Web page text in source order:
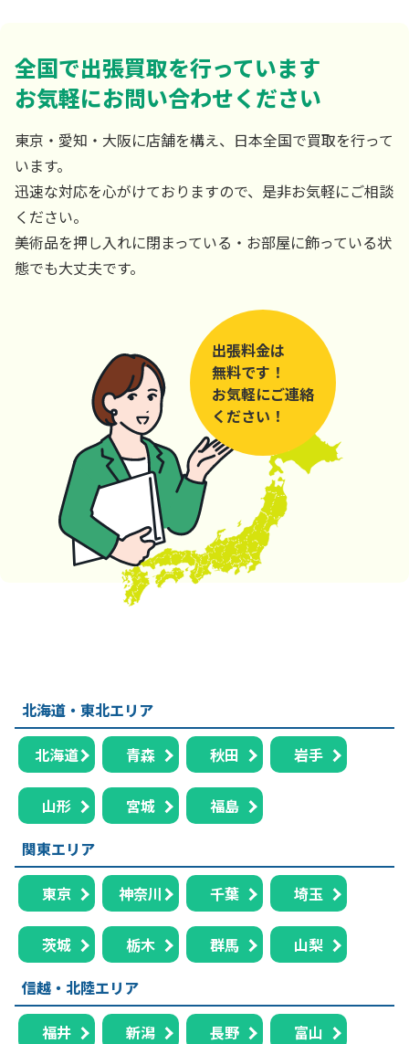
全国で出張買取を行っています
お気軽にお問い合わせください
東京・愛知・大阪に店舗を構え、日本全国で買取を行って
います。
迅速な対応を心がけておりますので、是非お気軽にご相談
ください。
美術品を押し入れに閉まっている・お部屋に飾っている状
態でも大丈夫です。
出張料金は
無料です！
お気軽にご連絡
ください！
北海道・東北エリア
北海道 青森 秋田 岩手
山形 宮城
福島
関東エリア
東京 神奈川 千葉 埼玉
茨城 栃木 群馬
山梨
信越・北陸エリア
福井 新潟 長野 富山